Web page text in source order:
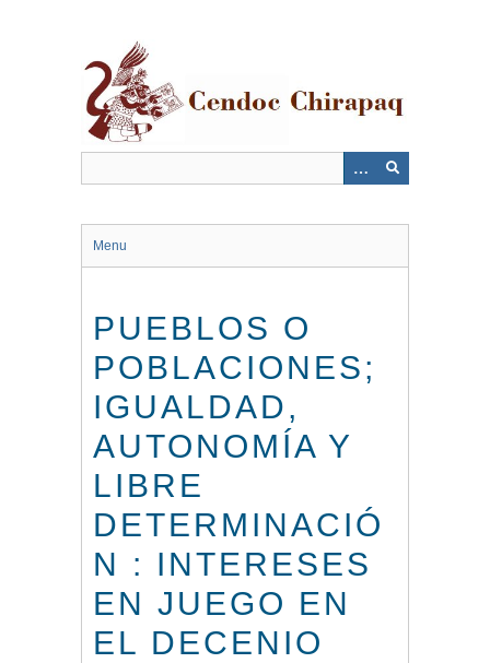
Menu
PUEBLOS O
POBLACIONES;
IGUALDAD,
AUTONOMÍA Y
LIBRE
DETERMINACIÓ
N : INTERESES
EN JUEGO EN
EL DECENIO